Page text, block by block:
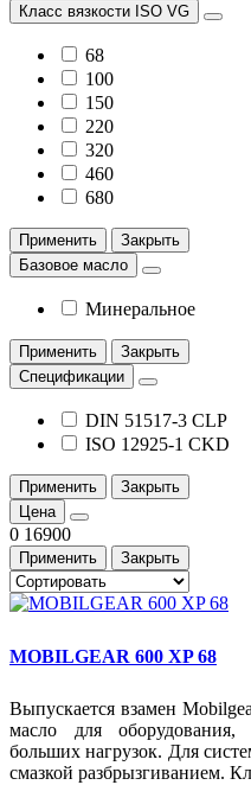
Класс вязкости ISO VG
68
100
150
220
320
460
680
Применить
Закрыть
Базовое масло
Минеральное
Применить
Закрыть
Спецификации
DIN 51517-3 CLP
ISO 12925-1 CKD
Применить
Закрыть
Цена
0 16900
Применить Закрыть
MOBILGEAR 600 XP 68
Выпускается взамен
масло для оборудования,
больших нагрузок. Для
смазкой разбрызгиванием.